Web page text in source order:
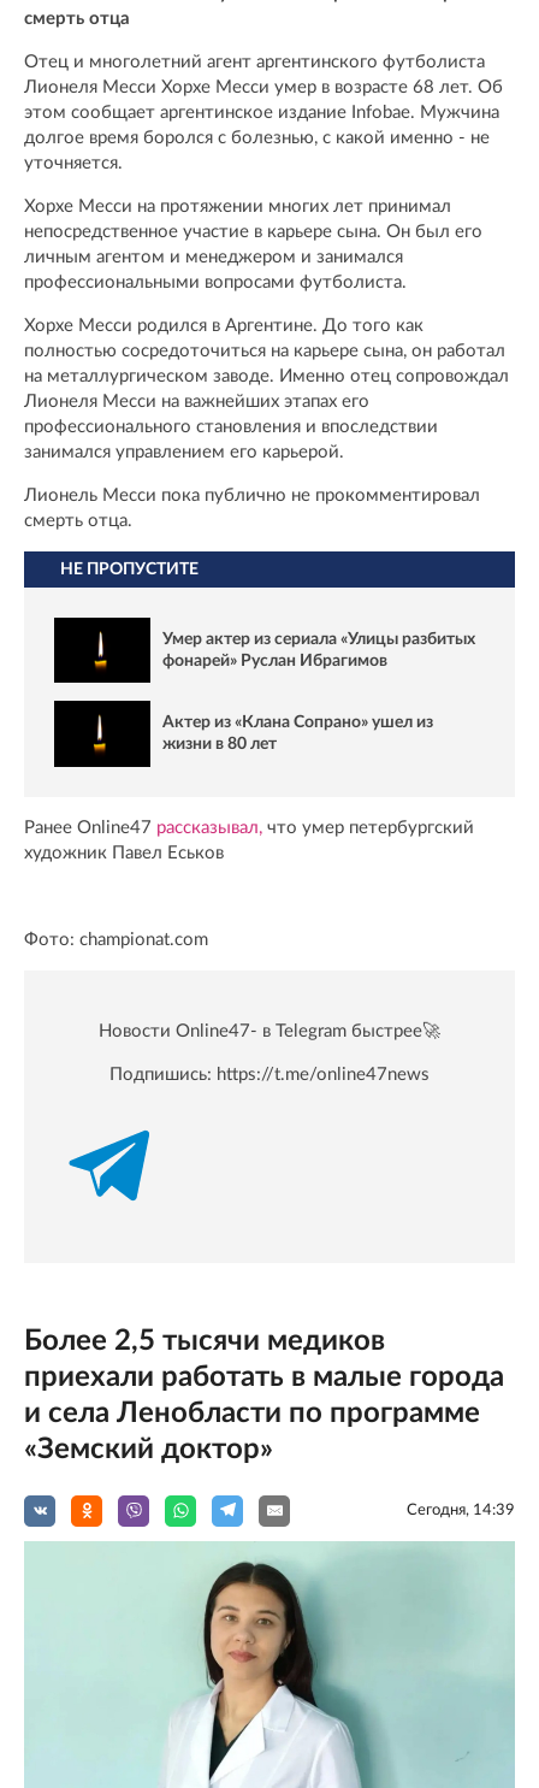
смерть отца
Отец и многолетний агент аргентинского футболиста
Лионеля Месси Хорхе Месси умер в возрасте 68 лет. Об
этом сообщает аргентинское издание Infobae. Мужчина
долгое время боролся с болезнью, с какой именно - не
уточняется.
Хорхе Месси на протяжении многих лет принимал
непосредственное участие в карьере сына. Он был его
личным агентом и менеджером и занимался
профессиональными вопросами футболиста.
Хорхе Месси родился в Аргентине. До того как
полностью сосредоточиться на карьере сына, он работал
на металлургическом заводе. Именно отец сопровождал
Лионеля Месси на важнейших этапах его
профессионального становления и впоследствии
занимался управлением его карьерой.
Лионель Месси пока публично не прокомментировал
смерть отца.
НЕ ПРОПУСТИТЕ
Умер актер из сериала «Улицы разбитых
фонарей» Руслан Ибрагимов
Актер из «Клана Сопрано» ушел из
жизни в 80 лет
Ранее Online47 рассказывал, что умер петербургский
художник Павел Еськов
Фото: championat.com
Новости Online47- в Telegram быстрее🚀
Подпишись: https://t.me/online47news
Более 2,5 тысячи медиков
приехали работать в малые города
и села Ленобласти по программе
«Земский доктор»
Сегодня, 14:39